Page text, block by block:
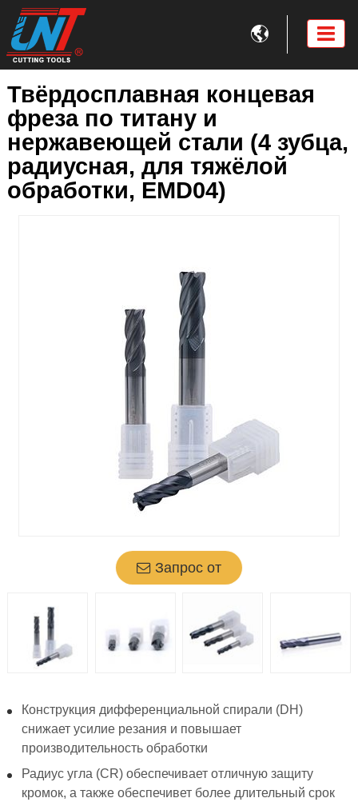

Твёрдосплавная концевая
фреза по титану и
нержавеющей стали (4 зубца,
радиусная, для тяжёлой
обработки, EMD04)
Запрос от
Конструкция дифференциальной спирали (DH)
снижает усилие резания и повышает
производительность обработки
Радиус угла (CR) обеспечивает отличную защиту
кромок, а также обеспечивет более длительный срок